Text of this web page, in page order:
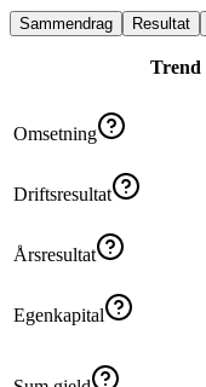
Sammendrag Resultat
Trend
Omsetning
Driftsresultat
Årsresultat
Egenkapital